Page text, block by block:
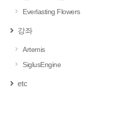
Everlasting Flowers
강좌
Artemis
SiglusEngine
etc